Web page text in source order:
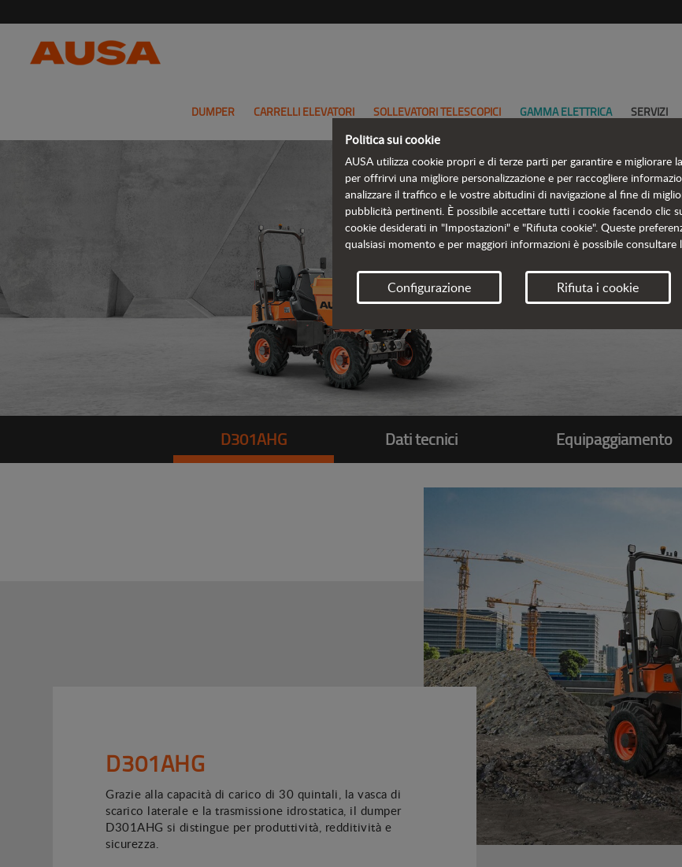
DUMPER CARRELLI ELEVATORI SOLLEVATORI TELESCOPICI GAMMA ELETTRICA SERVIZI
D301AHG Dati tecnici Equipaggiamento
D301AHG
Grazie alla capacità di carico di 30 quintali, la vasca di
scarico laterale e la trasmissione idrostatica, il dumper
D301AHG si distingue per produttività, redditività e
sicurezza.
Politica sui cookie
AUSA utilizza cookie propri e di terze parti per garantire e migliorare
per offrirvi una migliore personalizzazione e per raccogliere
analizzare il traffico e le vostre abitudini di navigazione al fine di
pubblicità pertinenti. È possibile accettare tutti i cookie facendo clic
cookie desiderati in "Impostazioni" e "Rifiuta cookie". Queste
qualsiasi momento e per maggiori informazioni è possibile consultare
Configurazione Rifiuta i cookie